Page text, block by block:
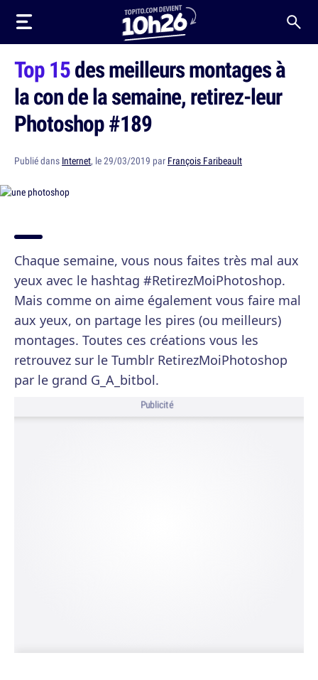
Top 15des meilleurs montages à
la con de la semaine, retirez-leur
Photoshop #189
Publié dans Internet, le 29/03/2019 par François Faribeault
Chaque semaine, vous nous faites très mal aux
yeux avec le hashtag #RetirezMoiPhotoshop.
Mais comme on aime également vous faire mal
aux yeux, on partage les pires (ou meilleurs)
montages. Toutes ces créations vous les
retrouvez sur le Tumblr RetirezMoiPhotoshop
par le grand G_A_bitbol.
Publicité